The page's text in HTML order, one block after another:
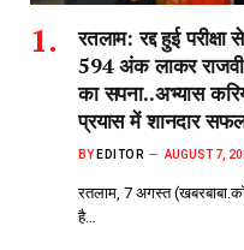
रतलाम: रद्द हुई
594 अंक लाकर
का सपना..अभ्यास
प्रयास में शानदार
BY EDITOR AUGUST 7,
रतलाम, 7 अगस्त
है…